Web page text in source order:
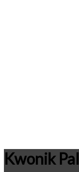
Kwonik